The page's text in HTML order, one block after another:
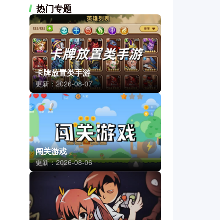
热门专题
卡牌放置类手游
更新：2026-08-07
闯关游戏
更新：2026-08-06